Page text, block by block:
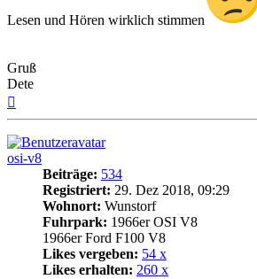
Lesen und Hören wirklich stimmen
Gruß
Dete
osi-v8
Beiträge: 534
Registriert: 29. Dez 2018, 09:29
Wohnort: Wunstorf
Fuhrpark: 1966er OSI V8
1966er Ford F100 V8
Likes vergeben: 54 x
Likes erhalten: 260 x